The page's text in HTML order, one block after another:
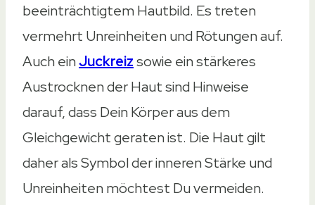
beeinträchtigtem Hautbild. Es treten
vermehrt Unreinheiten und Rötungen auf.
Auch einJuckreizsowie ein stärkeres
Austrocknen der Haut sind Hinweise
darauf, dass Dein Körper aus dem
Gleichgewicht geraten ist. Die Haut gilt
daher als Symbol der inneren Stärke und
Unreinheiten möchtest Du vermeiden.